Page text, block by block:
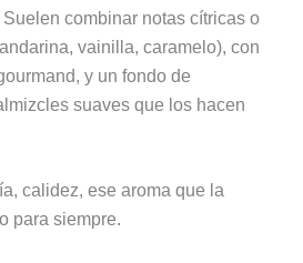
combinar notas cítricas o
vainilla, caramelo), con
y un fondo de
suaves que los hacen
calidez, ese aroma que la
para siempre.